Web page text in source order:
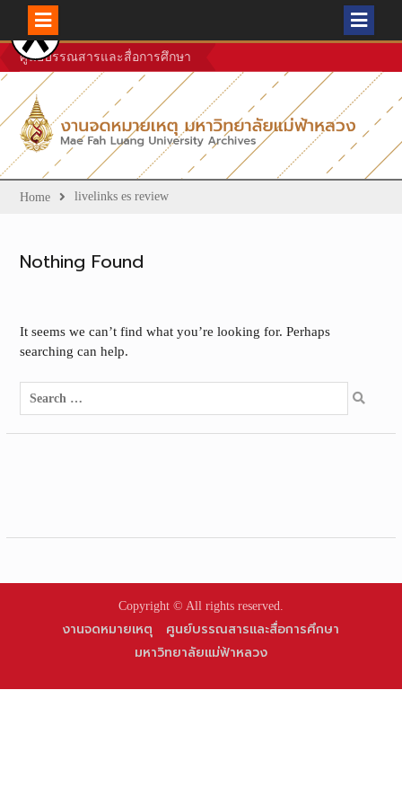
Skip
to
content
ศูนย์บรรณสารและสื่อการศึกษา
Home livelinks es review
Nothing Found
It seems we can’t find what you’re looking for. Perhaps
searching can help.
Search
for:
Copyright © All rights reserved.
งานจดหมายเหตุ
ศูนย์บรรณสารและสื่อการศึกษา
มหาวิทยาลัยแม่ฟ้าหลวง